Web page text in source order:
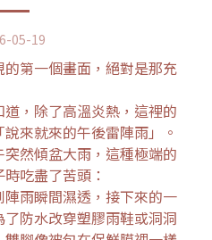
05-19
第一個畫面，絕對是那充
，除了高溫炎熱，這裡的
來就來的午後雷陣雨」。
然傾盆大雨，這種極端的
吃盡了苦頭：
雨瞬間濕透，接下來的一
防水改穿塑膠雨鞋或洞洞